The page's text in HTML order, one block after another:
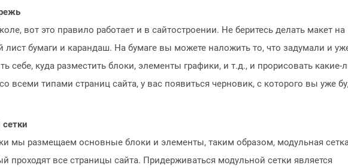
вот это правило работает и в сайтостроении. Не беритесь делать макет на
лист бумаги и карандаш. На бумаге вы можете наложить то, что задумали и
себе, куда разместить блоки, элементы графики, и т.д., и прорисовать какие-
всеми типами страниц сайта, у вас появиться черновик, с которого вы уже
мы размещаем основные блоки и элементы, таким образом, модульная
проходят все страницы сайта. Придерживаться модульной сетки является